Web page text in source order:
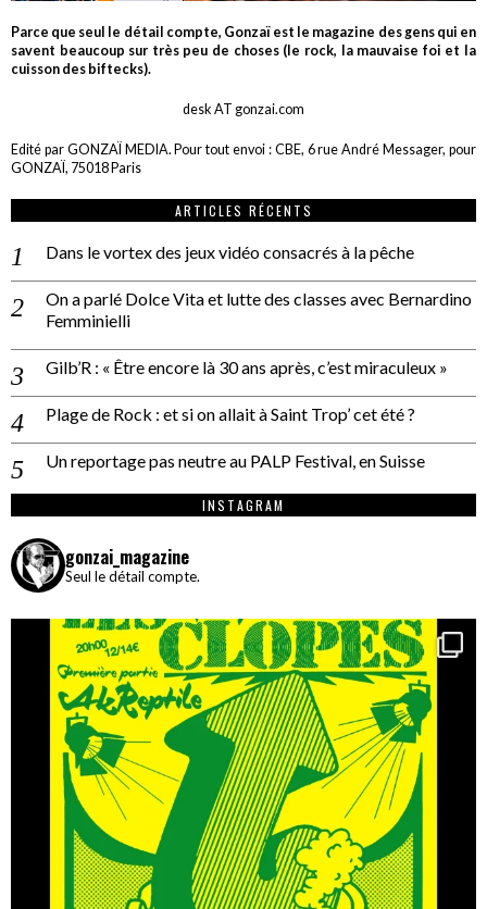
Parce que seul le détail compte, Gonzaï est le magazine des gens qui en
savent beaucoup sur très peu de choses (le rock, la mauvaise foi et la
cuisson des biftecks).
desk AT gonzai.com
Edité par GONZAÏ MEDIA. Pour tout envoi : CBE, 6 rue André Messager, pour
GONZAÏ, 75018 Paris
ARTICLES RÉCENTS
Dans le vortex des jeux vidéo consacrés à la pêche
On a parlé Dolce Vita et lutte des classes avec Bernardino
Femminielli
Gilb’R : « Être encore là 30 ans après, c’est miraculeux »
Plage de Rock : et si on allait à Saint Trop’ cet été ?
Un reportage pas neutre au PALP Festival, en Suisse
INSTAGRAM
gonzai_magazine
Seul le détail compte.